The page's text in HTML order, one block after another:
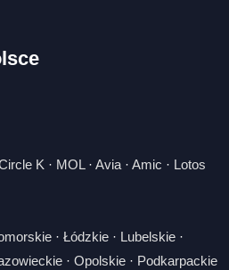
K · MOL· Avia · Amic · Lotos
· Łódzkie · Lubelskie ·
· Opolskie · Podkarpackie